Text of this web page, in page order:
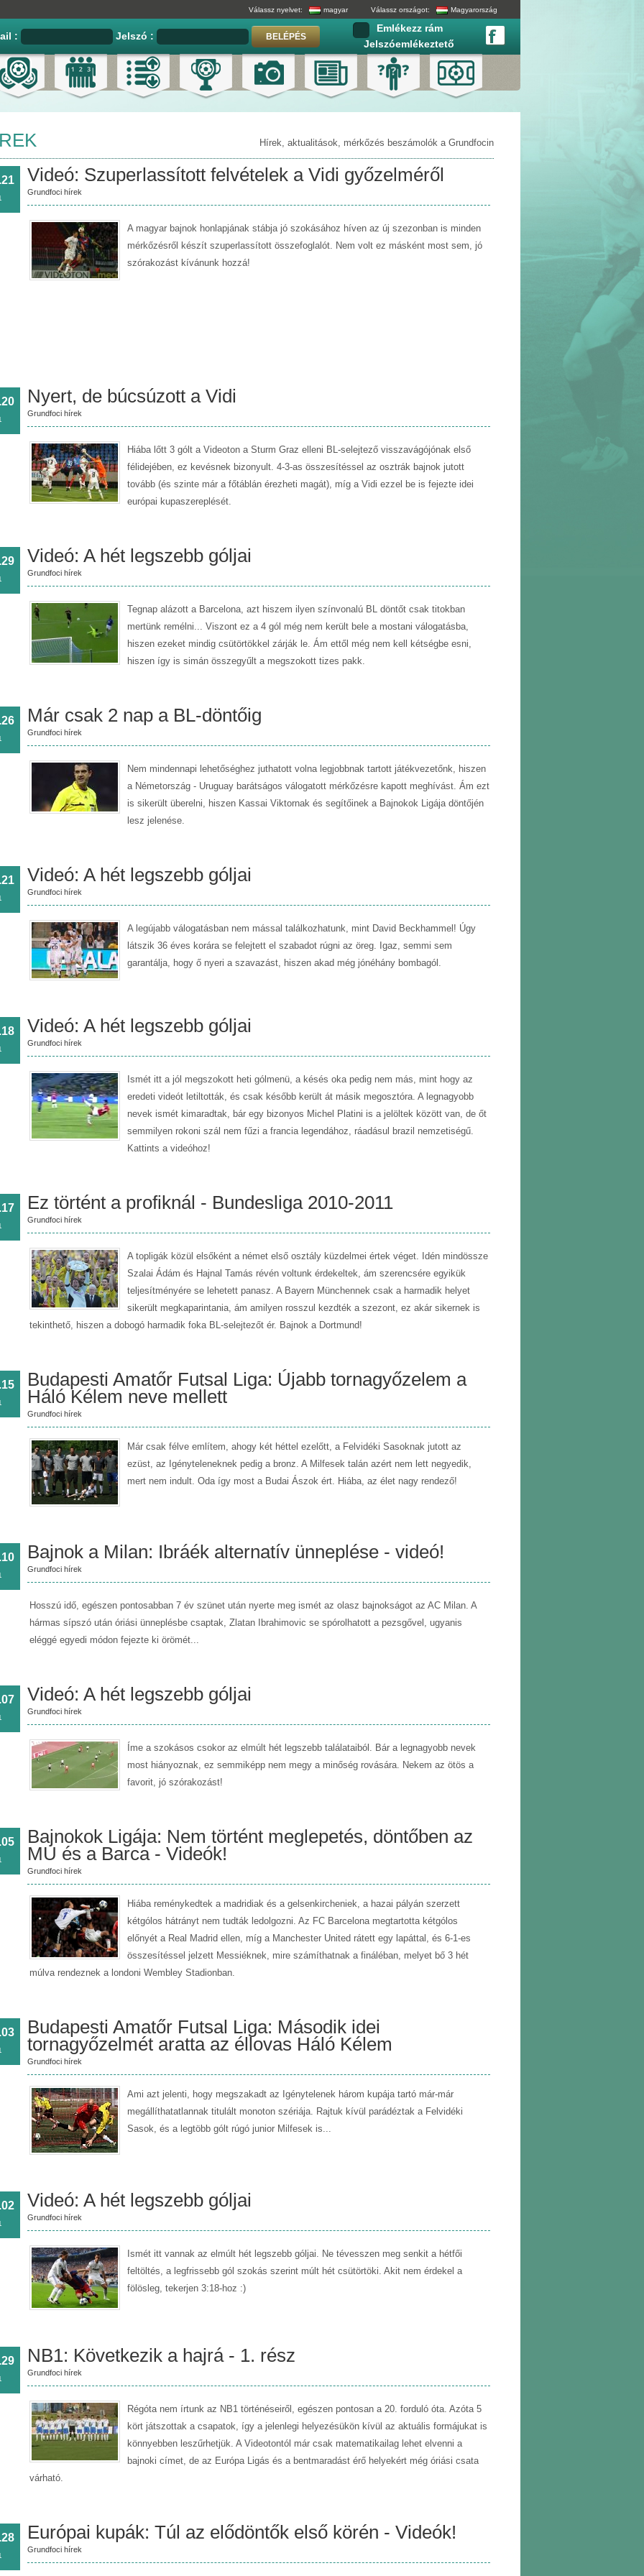
Válassz országot: Magyarország
Válassz nyelvet: magyar
: Jelszó : BELÉPÉS
Emlékezz rám
Jelszóemlékeztető
Hírek, aktualitások, mérkőzés beszámolók a Grundfocin
Videó: Szuperlassított felvételek a Vidi győzelméről
Grundfoci hírek
A magyar bajnok honlapjának stábja jó szokásához híven az új szezonban is minden
mérkőzésről készít szuperlassított összefoglalót. Nem volt ez másként most sem, jó
szórakozást kívánunk hozzá!
Nyert, de búcsúzott a Vidi
Grundfoci hírek
Hiába lőtt 3 gólt a Videoton a Sturm Graz elleni BL-selejtező visszavágójónak első
félidejében, ez kevésnek bizonyult. 4-3-as összesítéssel az osztrák bajnok jutott
tovább (és szinte már a főtáblán érezheti magát), míg a Vidi ezzel be is fejezte idei
európai kupaszereplését.
Videó: A hét legszebb góljai
Grundfoci hírek
Tegnap alázott a Barcelona, azt hiszem ilyen színvonalú BL döntőt csak titokban
mertünk remélni... Viszont ez a 4 gól még nem került bele a mostani válogatásba,
hiszen ezeket mindig csütörtökkel zárják le. Ám ettől még nem kell kétségbe esni,
hiszen így is simán összegyűlt a megszokott tizes pakk.
Már csak 2 nap a BL-döntőig
Grundfoci hírek
Nem mindennapi lehetőséghez juthatott volna legjobbnak tartott játékvezetőnk, hiszen
a Németország - Uruguay barátságos válogatott mérkőzésre kapott meghívást. Ám ezt
is sikerült überelni, hiszen Kassai Viktornak és segítőinek a Bajnokok Ligája döntőjén
lesz jelenése.
Videó: A hét legszebb góljai
Grundfoci hírek
A legújabb válogatásban nem mással találkozhatunk, mint David Beckhammel! Úgy
látszik 36 éves korára se felejtett el szabadot rúgni az öreg. Igaz, semmi sem
garantálja, hogy ő nyeri a szavazást, hiszen akad még jónéhány bombagól.
Videó: A hét legszebb góljai
Grundfoci hírek
Ismét itt a jól megszokott heti gólmenü, a késés oka pedig nem más, mint hogy az
eredeti videót letiltották, és csak később került át másik megosztóra. A legnagyobb
nevek ismét kimaradtak, bár egy bizonyos Michel Platini is a jelöltek között van, de őt
semmilyen rokoni szál nem fűzi a francia legendához, ráadásul brazil nemzetiségű.
Kattints a videóhoz!
Ez történt a profiknál - Bundesliga 2010-2011
Grundfoci hírek
A topligák közül elsőként a német első osztály küzdelmei értek véget. Idén mindössze
Szalai Ádám és Hajnal Tamás révén voltunk érdekeltek, ám szerencsére egyikük
teljesítményére se lehetett panasz. A Bayern Münchennek csak a harmadik helyet
sikerült megkaparintania, ám amilyen rosszul kezdték a szezont, ez akár sikernek is
tekinthető, hiszen a dobogó harmadik foka BL-selejtezőt ér. Bajnok a Dortmund!
Budapesti Amatőr Futsal Liga: Újabb tornagyőzelem a
Háló Kélem neve mellett
Grundfoci hírek
Már csak félve említem, ahogy két héttel ezelőtt, a Felvidéki Sasoknak jutott az
ezüst, az Igényteleneknek pedig a bronz. A Milfesek talán azért nem lett negyedik,
mert nem indult. Oda így most a Budai Ászok ért. Hiába, az élet nagy rendező!
Bajnok a Milan: Ibráék alternatív ünneplése - videó!
Grundfoci hírek
Hosszú idő, egészen pontosabban 7 év szünet után nyerte meg ismét az olasz bajnokságot az AC Milan. A
hármas sípszó után óriási ünneplésbe csaptak, Zlatan Ibrahimovic se spórolhatott a pezsgővel, ugyanis
eléggé egyedi módon fejezte ki örömét...
Videó: A hét legszebb góljai
Grundfoci hírek
Íme a szokásos csokor az elmúlt hét legszebb találataiból. Bár a legnagyobb nevek
most hiányoznak, ez semmiképp nem megy a minőség rovására. Nekem az ötös a
favorit, jó szórakozást!
Bajnokok Ligája: Nem történt meglepetés, döntőben az
MU és a Barca - Videók!
Grundfoci hírek
Hiába reménykedtek a madridiak és a gelsenkircheniek, a hazai pályán szerzett
kétgólos hátrányt nem tudták ledolgozni. Az FC Barcelona megtartotta kétgólos
előnyét a Real Madrid ellen, míg a Manchester United rátett egy lapáttal, és 6-1-es
összesítéssel jelzett Messiéknek, mire számíthatnak a fináléban, melyet bő 3 hét
múlva rendeznek a londoni Wembley Stadionban.
Budapesti Amatőr Futsal Liga: Második idei
tornagyőzelmét aratta az éllovas Háló Kélem
Grundfoci hírek
Ami azt jelenti, hogy megszakadt az Igénytelenek három kupája tartó már-már
megállíthatatlannak titulált monoton szériája. Rajtuk kívül parádéztak a Felvidéki
Sasok, és a legtöbb gólt rúgó junior Milfesek is...
Videó: A hét legszebb góljai
Grundfoci hírek
Ismét itt vannak az elmúlt hét legszebb góljai. Ne tévesszen meg senkit a hétfői
feltöltés, a legfrissebb gól szokás szerint múlt hét csütörtöki. Akit nem érdekel a
fölösleg, tekerjen 3:18-hoz :)
NB1: Következik a hajrá - 1. rész
Grundfoci hírek
Régóta nem írtunk az NB1 történéseiről, egészen pontosan a 20. forduló óta. Azóta 5
kört játszottak a csapatok, így a jelenlegi helyezésükön kívül az aktuális formájukat is
könnyebben leszűrhetjük. A Videotontól már csak matematikailag lehet elvenni a
bajnoki címet, de az Európa Ligás és a bentmaradást érő helyekért még óriási csata
várható.
Európai kupák: Túl az elődöntők első körén - Videók!
Grundfoci hírek